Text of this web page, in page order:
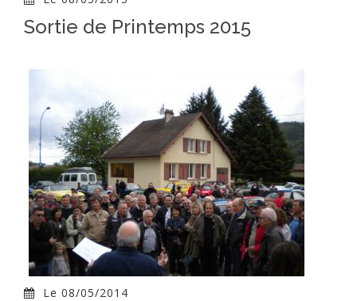
Sortie de Printemps 2015
Le 08/05/2014